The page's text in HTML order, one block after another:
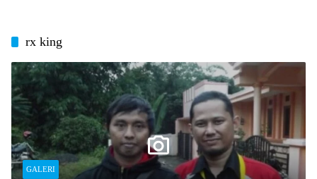
rx king
GALERI